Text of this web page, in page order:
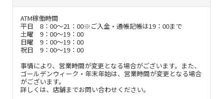
ATM稼働時間
平日 8：00～21：00※ご入金・通帳記帳は19：00まで
土曜 9：00～19：00
日曜 9：00～19：00
祝日 9：00～19：00
事情により、営業時間が変更となる場合がございます。また、
ゴールデンウィーク・年末年始は、営業時間が変更となる場合
がございます。
詳しくは、店舗までお問い合わせください。